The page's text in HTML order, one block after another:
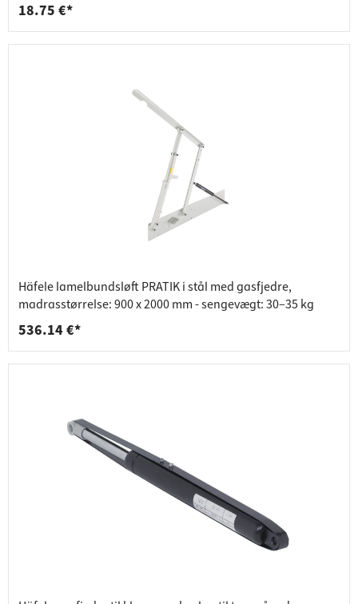
18.75 €*
Häfele lamelbundsløft PRATIK i stål med gasfjedre,
madrasstørrelse: 900 x 2000 mm - sengevægt: 30–35 kg
536.14 €*